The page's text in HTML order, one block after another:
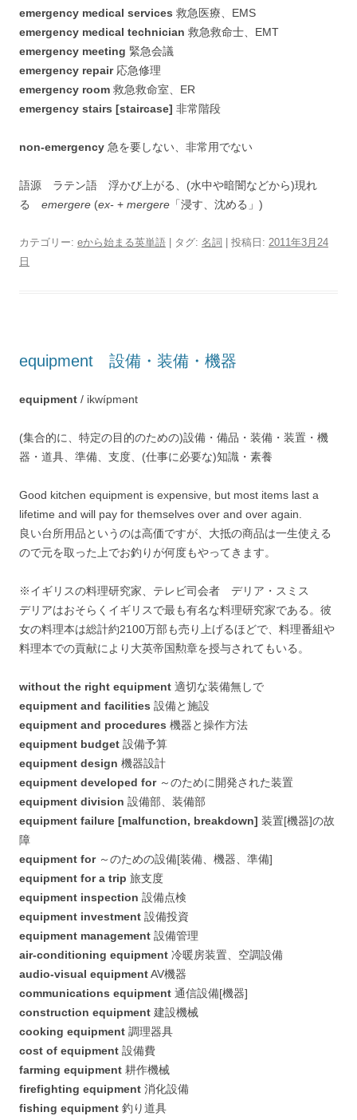
emergency medical services 救急医療、EMS
emergency medical technician 救急救命士、EMT
emergency meeting 緊急会議
emergency repair応急修理
emergency room 救急救命室、ER
emergency stairs [staircase] 非常階段
non-emergency 急を要しない、非常用でない
語源 ラテン語 浮かび上がる、(水中や暗闇などから)現れ
る emergere (ex- + mergere 「浸す、沈める」)
カテゴリー: eから始まる英単語 | タグ: 名詞 | 投稿日: 2011年3月24
日
equipment 設備・装備・機器
equipment / ikwípmənt
(集合的に、特定の目的のための)設備・備品・装備・装置・機
器・道具、準備、支度、(仕事に必要な)知識・素養
Good kitchen equipment is expensive, but most items last a
lifetime and will pay for themselves over and over again.
良い台所用品というのは高価ですが、大抵の商品は一生使える
ので元を取った上でお釣りが何度もやってきます。
※イギリスの料理研究家、テレビ司会者 デリア・スミス
デリアはおそらくイギリスで最も有名な料理研究家である。彼
女の料理本は総計約2100万部も売り上げるほどで、料理番組や
料理本での貢献により大英帝国勲章を授与されてもいる。
without the right equipment 適切な装備無しで
equipment and facilities 設備と施設
equipment and procedures 機器と操作方法
equipment budget 設備予算
equipment design 機器設計
equipment developed for～のために開発された装置
equipment division 設備部、装備部
equipment failure [malfunction, breakdown] 装置[機器]の故
障
equipment for～のための設備[装備、機器、準備]
equipment for a trip 旅支度
equipment inspection 設備点検
equipment investment 設備投資
equipment management 設備管理
air-conditioning equipment 冷暖房装置、空調設備
audio-visual equipmentAV機器
communications equipment 通信設備[機器]
construction equipment 建設機械
cooking equipment 調理器具
cost of equipment 設備費
farming equipment 耕作機械
firefighting equipment 消化設備
fishing equipment 釣り道具